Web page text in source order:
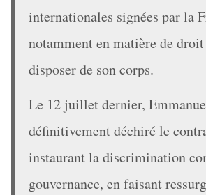
internationales signées par la
notamment en matière de
disposer de son corps.
Le 12 juillet dernier,
définitivement déchiré le
instaurant la discrimination
gouvernance, en faisant